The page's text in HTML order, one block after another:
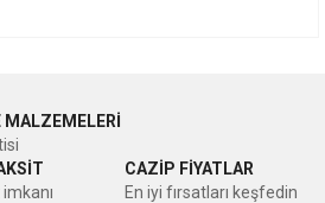
118 ?
teşekkür ederiz.
bozuk veya görüntülenemiyor.
MALZEMELERİ
CAZİP FİYATLAR
En iyi fırsatları keşfedin